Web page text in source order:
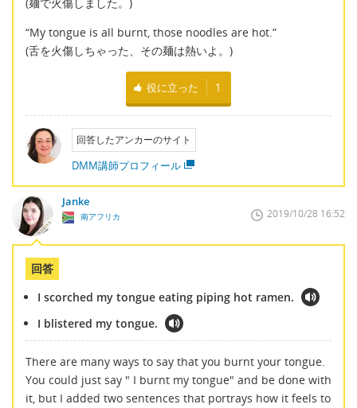
“My tongue is all burnt, those noodles are hot.”
(舌を火傷しちゃった、その麺は熱いよ。)
役に立った 1
回答したアンカーのサイト
DMM講師プロフィール
Janke
南アフリカ 2019/10/28 16:52
回答
I scorched my tongue eating piping hot ramen.
I blistered my tongue.
There are many ways to say that you burnt your tongue.
You could just say " I burnt my tongue" and be done with
it, but I added two sentences that portrays how it feels to